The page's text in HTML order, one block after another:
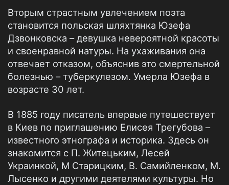
Вторым страстным увлечением поэта
становится польская шляхтянка Юзефа
Дзвонковска – девушка невероятной красоты
и своенравной натуры. На ухаживания она
отвечает отказом, объяснив это смертельной
болезнью – туберкулезом. Умерла Юзефа в
возрасте 30 лет.
В 1885 году писатель впервые путешествует
в Киев по приглашению Елисея Трегубова –
известного этнографа и историка. Здесь он
знакомится с П. Житецьким, Лесей
Украинкой, М Старицким, В. Самийленком, М.
Лысенко и другими деятелями культуры. Но